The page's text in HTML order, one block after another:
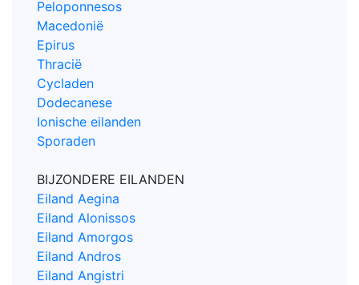
Peloponnesos
Macedonië
Epirus
Thracië
Cycladen
Dodecanese
Ionische eilanden
Sporaden
BIJZONDERE EILANDEN
Eiland Aegina
Eiland Alonissos
Eiland Amorgos
Eiland Andros
Eiland Angistri